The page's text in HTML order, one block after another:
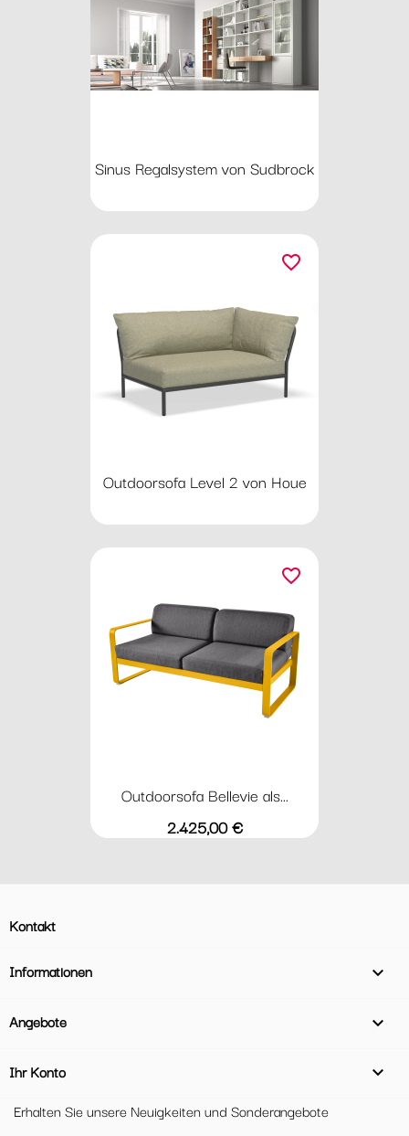
Sinus Regalsystem von Sudbrock
Outdoorsofa Level 2 von Houe
favorite_border
Outdoorsofa Bellevie als...
Preis
2.425,00 €
favorite_border
Kontakt
Informationen 
Angebote 
Ihr Konto

Erhalten Sie unsere Neuigkeiten und Sonderangebote